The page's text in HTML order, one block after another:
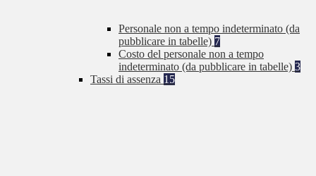
Personale non a tempo indeterminato (da
pubblicare in tabelle) 7
Costo del personale non a tempo
indeterminato (da pubblicare in tabelle) 3
Tassi di assenza 15